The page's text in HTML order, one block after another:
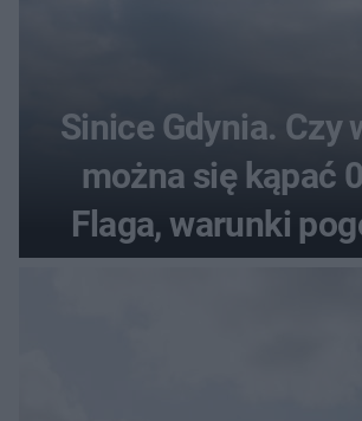
Sinice Gdynia. Czy
można się kąpać
Flaga, warunki